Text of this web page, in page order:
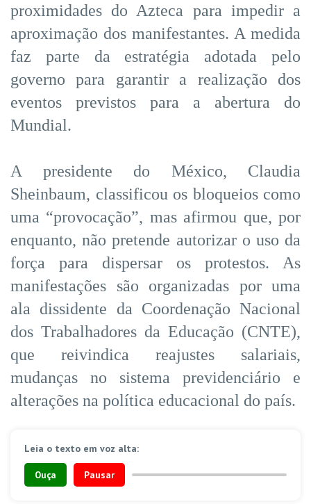
proximidades do Azteca para impedir a
aproximação dos manifestantes. A medida
faz parte da estratégia adotada pelo
governo para garantir a realização dos
eventos previstos para a abertura do
Mundial.
A presidente do México, Claudia
Sheinbaum, classificou os bloqueios como
uma “provocação”, mas afirmou que, por
enquanto, não pretende autorizar o uso da
força para dispersar os protestos. As
manifestações são organizadas por uma
ala dissidente da Coordenação Nacional
dos Trabalhadores da Educação (CNTE),
que reivindica reajustes salariais,
mudanças no sistema previdenciário e
alterações na política educacional do país.
Leia o texto em voz alta:
Ouça Pausar